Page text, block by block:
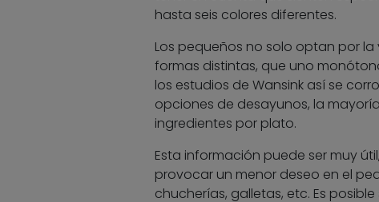
hasta seis colores diferentes.
Los pequeños no solo optan por la
formas distintas, que uno
los estudios de Wansink así se
opciones de desayunos, la
ingredientes por plato.
Esta información puede ser muy
provocar un menor deseo en el
chucherías, galletas, etc. Es